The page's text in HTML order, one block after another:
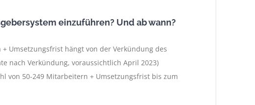
einzuführen? Und ab wann?
Umsetzungsfrist hängt von der Verkündung des
nach Verkündung, voraussichtlich April 2023)
von 50-249 Mitarbeitern + Umsetzungsfrist bis zum